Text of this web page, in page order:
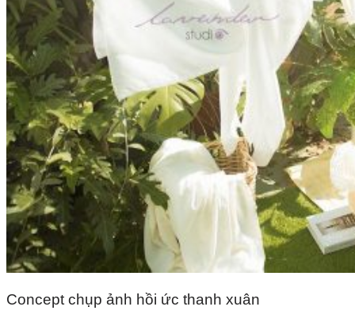
Concept chụp ảnh hồi ức thanh xuân